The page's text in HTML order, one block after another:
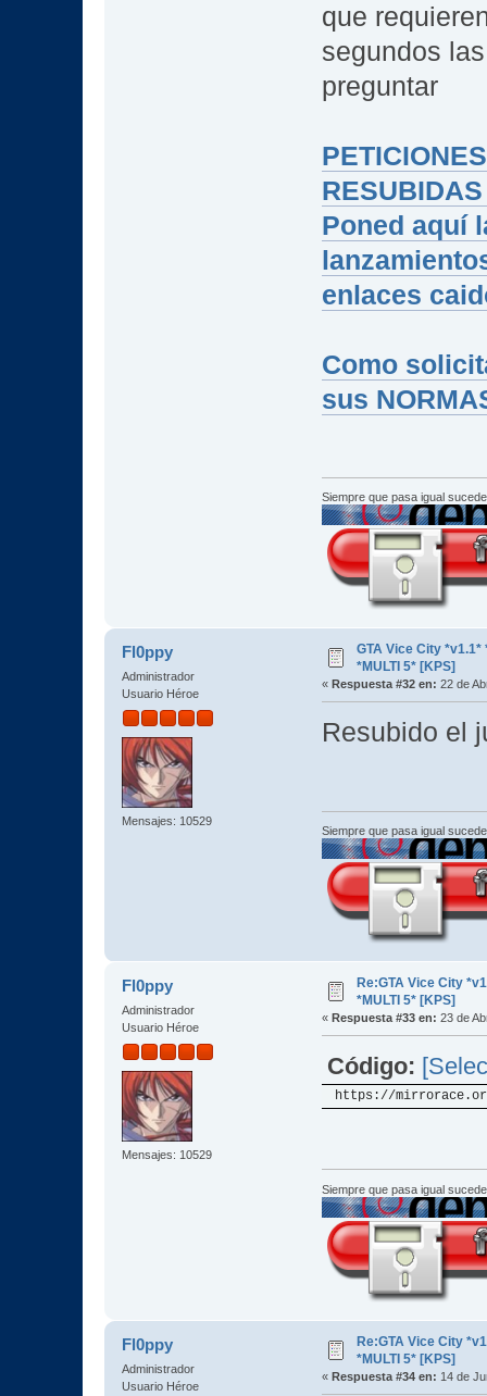
que
segundos
preguntar
Poned aquí
enlaces
Como
sus
Siempre que pasa igual
Fl0ppy
Administrador
Usuario Héroe
Mensajes: 10529
GTA Vice City *v1.1*
*MULTI 5* [KPS]
« Respuesta #32 en: 22 de
Resubido el
Siempre que pasa igual
Fl0ppy
Administrador
Usuario Héroe
Mensajes: 10529
Re:GTA Vice City
*MULTI 5* [KPS]
« Respuesta #33 en: 23 de
Código:
https://
Siempre que pasa igual
Fl0ppy
Administrador
Usuario Héroe
Re:GTA Vice City
*MULTI 5* [KPS]
« Respuesta #34 en: 14 de